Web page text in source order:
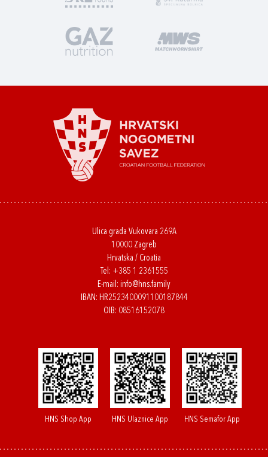
Ulica grada Vukovara 269A
10000 Zagreb
Hrvatska / Croatia
Tel: +385 1 2361555
E-mail: info@hns.family
IBAN: HR2523400091100187844
OIB: 08516152078
HNS Shop App HNS Ulaznice App HNS Semafor App